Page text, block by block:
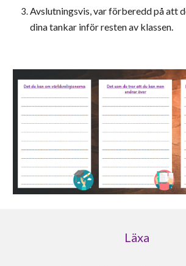
Avslutningsvis, var förberedd på att
dina tankar inför resten av klassen.
Läxa